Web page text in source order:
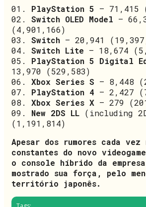
01. PlayStation 5 – 71,415
02. Switch OLED Model –
(4,901,166)
03. Switch – 20,941
04. Switch Lite – 18,674
05. PlayStation 5 Digital
13,970 (529,583)
06. Xbox Series S – 8,448
07. PlayStation 4 – 2,427
08. Xbox Series X – 279
09. New 2DS LL (including
(1,191,814)
Apesar dos rumores cada vez
constantes do novo
o console híbrido da
mostrado sua força, pelo
território japonês.